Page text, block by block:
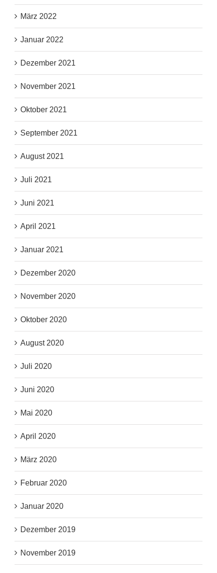
März 2022
Januar 2022
Dezember 2021
November 2021
Oktober 2021
September 2021
August 2021
Juli 2021
Juni 2021
April 2021
Januar 2021
Dezember 2020
November 2020
Oktober 2020
August 2020
Juli 2020
Juni 2020
Mai 2020
April 2020
März 2020
Februar 2020
Januar 2020
Dezember 2019
November 2019